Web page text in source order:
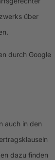
über
durch Google
auch in den
dazu finden